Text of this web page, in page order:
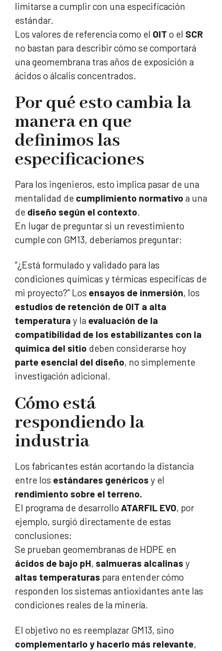
limitarse a cumplir con una especificación
estándar.
Los valores de referencia como el OIT o el SCR
no bastan para describir cómo se comportará
una geomembrana tras años de exposición a
ácidos o álcalis concentrados.
Por qué esto cambia la
manera en que
definimos las
especificaciones
Para los ingenieros, esto implica pasar de una
mentalidad de cumplimiento normativo a una
de diseño según el contexto.
En lugar de preguntar si un revestimiento
cumple con GM13, deberíamos preguntar:
“¿Está formulado y validado para las
condiciones químicas y térmicas específicas de
mi proyecto?” Los ensayos de inmersión, los
estudios de retención de OIT a alta
temperatura y la evaluación de la
compatibilidad de los estabilizantes con la
química del sitio deben considerarse hoy
parte esencial del diseño, no simplemente
investigación adicional.
Cómo está
respondiendo la
industria
Los fabricantes están acortando la distancia
entre los estándares genéricos y el
rendimiento sobre el terreno.
El programa de desarrollo ATARFIL EVO, por
ejemplo, surgió directamente de estas
conclusiones:
Se prueban geomembranas de HDPE en
ácidos de bajo pH, salmueras alcalinas y
altas temperaturas para entender cómo
responden los sistemas antioxidantes ante las
condiciones reales de la minería.
El objetivo no es reemplazar GM13, sino
complementarlo y hacerlo más relevante,